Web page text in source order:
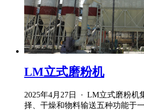
LM立式磨粉机
2025年4月27日 · LM立式磨粉机
择、干燥和物料输送五种功能于